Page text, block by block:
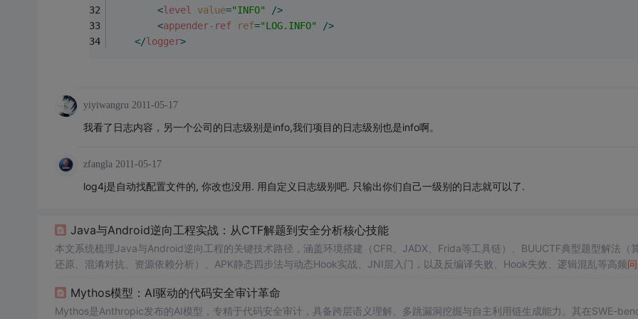
<level value="INFO" />
<appender-ref ref="LOG.INFO" />
</logger>
yiyiwangru 2011-05-17
我看了日志内容，另一个公司的日志级别是info,我们项目的日志级别也是info啊。
zfangla 2011-05-17
log4j是自动找配置文件的, 你改也没用. 用自定义日志级别吧. 只输出你们自己一级别的日志就可以了.
Java与Android逆向工程实战：从CTF解题到安全分析核心技能
本文系统梳理Java与Android逆向工程的关键技术路径，涵盖环境搭建（CFR、JADX、Frida等工具链）、BUUCTF典型题型解法（
还原、混淆对抗、资源依赖分析）、APK静态四步法与动态Hook实战、JNI层入门，以及反编译失败、Hook失效、逻辑混乱等高频
Mythos模型：AI驱动的代码安全审计革命
Mythos是Anthropic发布的AI模型，专精于代码安全审计，具备跨层语义理解、多跳漏洞挖掘与自主利用链生成能力。其在SWE-